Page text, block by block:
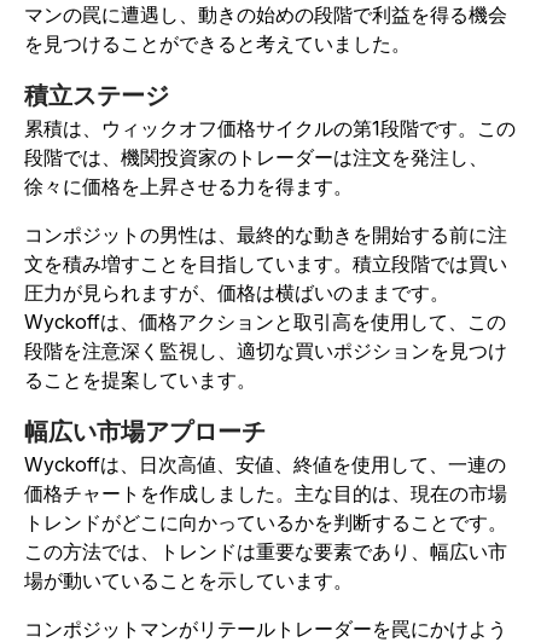
マンの罠に遭遇し、動きの始めの段階で利益を得る機会
を見つけることができると考えていました。
積立ステージ
累積は、ウィックオフ価格サイクルの第1段階です。この
段階では、機関投資家のトレーダーは注文を発注し、
徐々に価格を上昇させる力を得ます。
コンポジットの男性は、最終的な動きを開始する前に注
文を積み増すことを目指しています。積立段階では買い
圧力が見られますが、価格は横ばいのままです。
Wyckoffは、価格アクションと取引高を使用して、この
段階を注意深く監視し、適切な買いポジションを見つけ
ることを提案しています。
幅広い市場アプローチ
Wyckoffは、日次高値、安値、終値を使用して、一連の
価格チャートを作成しました。主な目的は、現在の市場
トレンドがどこに向かっているかを判断することです。
この方法では、トレンドは重要な要素であり、幅広い市
場が動いていることを示しています。
コンポジットマンがリテールトレーダーを罠にかけよう